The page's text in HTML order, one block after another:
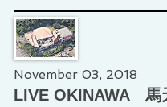
November 03, 2018
LIVE OKINAWA 馬